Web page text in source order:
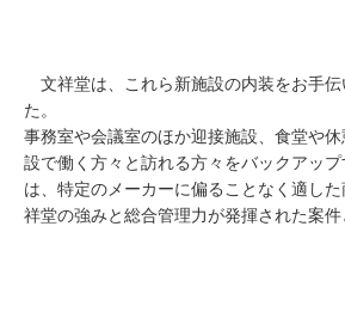
文祥堂は、これら新施設の内装をお手伝
た。
事務室や会議室のほか迎接施設、食堂や
設で働く方々と訪れる方々をバックアッ
は、特定のメーカーに偏ることなく適し
祥堂の強みと総合管理力が発揮された案件